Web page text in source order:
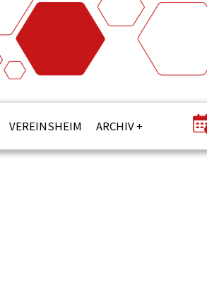
VEREINSHEIM ARCHIV